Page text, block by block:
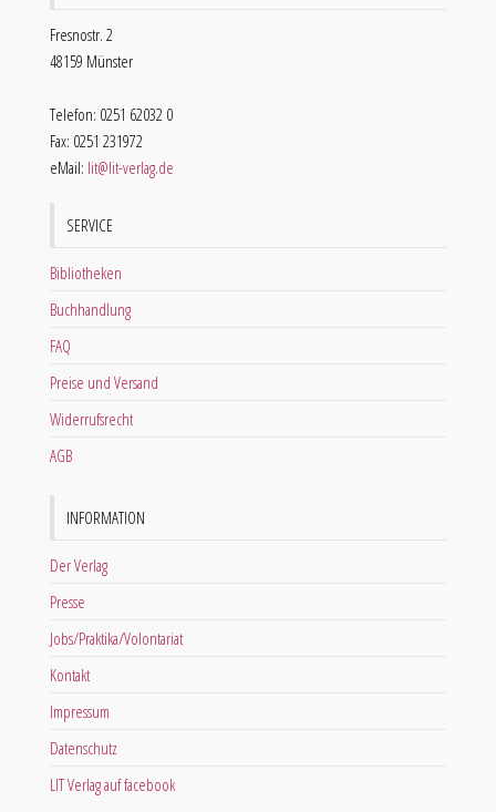
Fresnostr. 2
48159 Münster
Telefon: 0251 62032 0
Fax: 0251 231972
eMail: lit@lit-verlag.de
SERVICE
Bibliotheken
Buchhandlung
FAQ
Preise und Versand
Widerrufsrecht
AGB
INFORMATION
Der Verlag
Presse
Jobs/Praktika/Volontariat
Kontakt
Impressum
Datenschutz
LIT Verlag auf facebook